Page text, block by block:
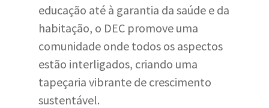
educação até à garantia da saúde e da
habitação, o DEC promove uma
comunidade onde todos os aspectos
estão interligados, criando uma
tapeçaria vibrante de crescimento
sustentável.